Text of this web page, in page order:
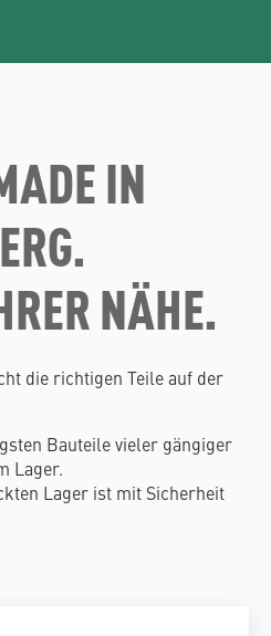
IN
NÄHE.
die richtigen Teile auf der
Bauteile vieler gängiger
Lager.
Lager ist mit Sicherheit